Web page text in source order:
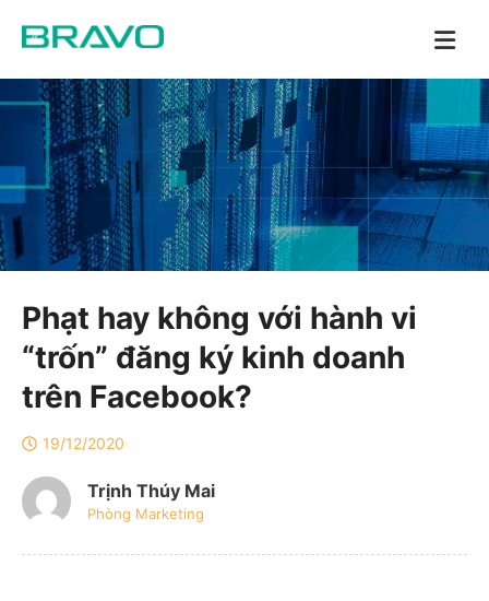
Phạt hay không với hành vi
“trốn” đăng ký kinh doanh
trên Facebook?
19/12/2020
Trịnh Thúy Mai
Phòng Marketing